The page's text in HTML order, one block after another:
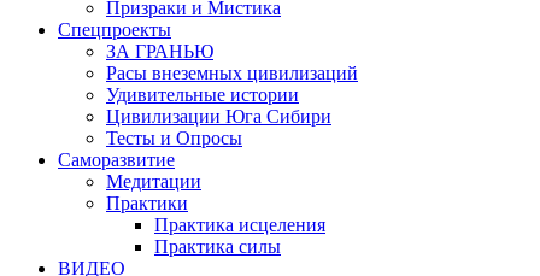
Призраки и Мистика
Спецпроекты
ЗА ГРАНЬЮ
Расы внеземных цивилизаций
Удивительные истории
Цивилизации Юга Сибири
Тесты и Опросы
Саморазвитие
Медитации
Практики
Практика исцеления
Практика силы
ВИДЕО